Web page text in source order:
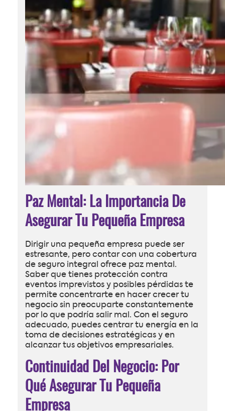
Paz Mental: La Importancia De
Asegurar Tu Pequeña Empresa
Dirigir una pequeña empresa puede ser
estresante, pero contar con una cobertura
de seguro integral ofrece paz mental.
Saber que tienes protección contra
eventos imprevistos y posibles pérdidas te
permite concentrarte en hacer crecer tu
negocio sin preocuparte constantemente
por lo que podría salir mal. Con el seguro
adecuado, puedes centrar tu energía en la
toma de decisiones estratégicas y en
alcanzar tus objetivos empresariales.
Continuidad Del Negocio: Por
Qué Asegurar Tu Pequeña
Empresa